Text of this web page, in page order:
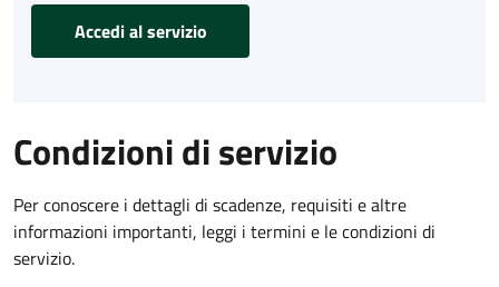
Accedi al servizio
Condizioni di servizio
Per conoscere i dettagli di scadenze, requisiti e altre
informazioni importanti, leggi i termini e le condizioni di
servizio.